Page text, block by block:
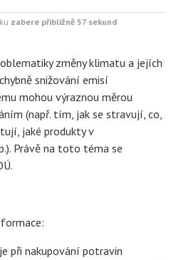
zabere přibližně 57 sekund
změny klimatu a jejích
snižování emisí
mohou výraznou měrou
(např. tím, jak se stravují, co,
jaké produkty v
Právě na toto téma se
při nakupování potravin